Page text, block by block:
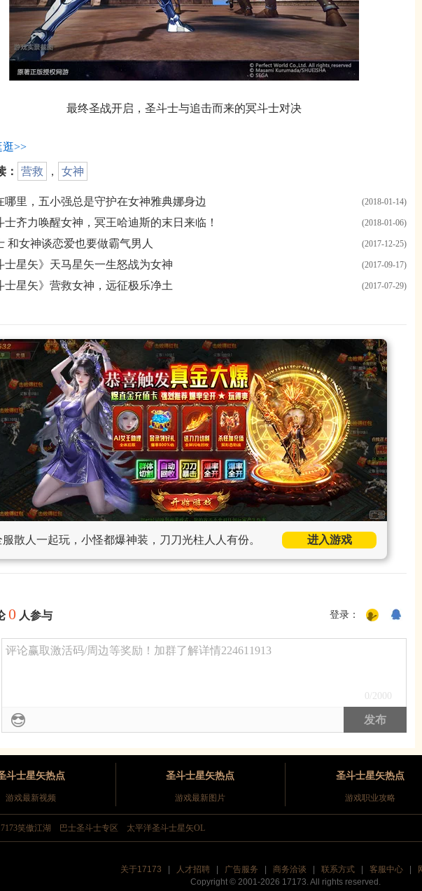
最终圣战开启，圣斗士与追击而来的冥斗士对决
逛>>
： 营救 ， 女神
(2018-01-14)
哪里，五小强总是守护在女神雅典娜身边
(2018-01-06)
士齐力唤醒女神，冥王哈迪斯的末日来临！
(2017-12-25)
和女神谈恋爱也要做霸气男人
(2017-09-17)
士星矢》天马星矢一生怒战为女神
(2017-07-29)
士星矢》营救女神，远征极乐净土
服散人一起玩，小怪都爆神装，刀刀光柱人人有份。 进入游戏
0 人参与 登录：
评论赢取激活码/周边等奖励！加群了解详情224611913
0 /2000
发布
斗士星矢热点
游戏最新视频
圣斗士星矢热点
游戏最新图片
圣斗士星矢热点
游戏职业攻略
笑傲江湖 巴士圣斗士专区 太平洋圣斗士星矢OL
关于17173 人才招聘 广告服务 商务洽谈 联系方式 客服中心
Copyright © 2001-2026 17173. All rights reserved.